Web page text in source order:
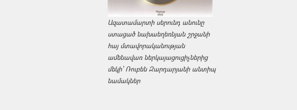
Ազատամարտի սերունդ անունը
ստացած նախաեղեռնյան շրջանի
հայ մտավորականության
ամենավառ ներկայացուցիչներից
մեկի՝ Ռուբեն Զարդարյանի անտիպ
նամակներ